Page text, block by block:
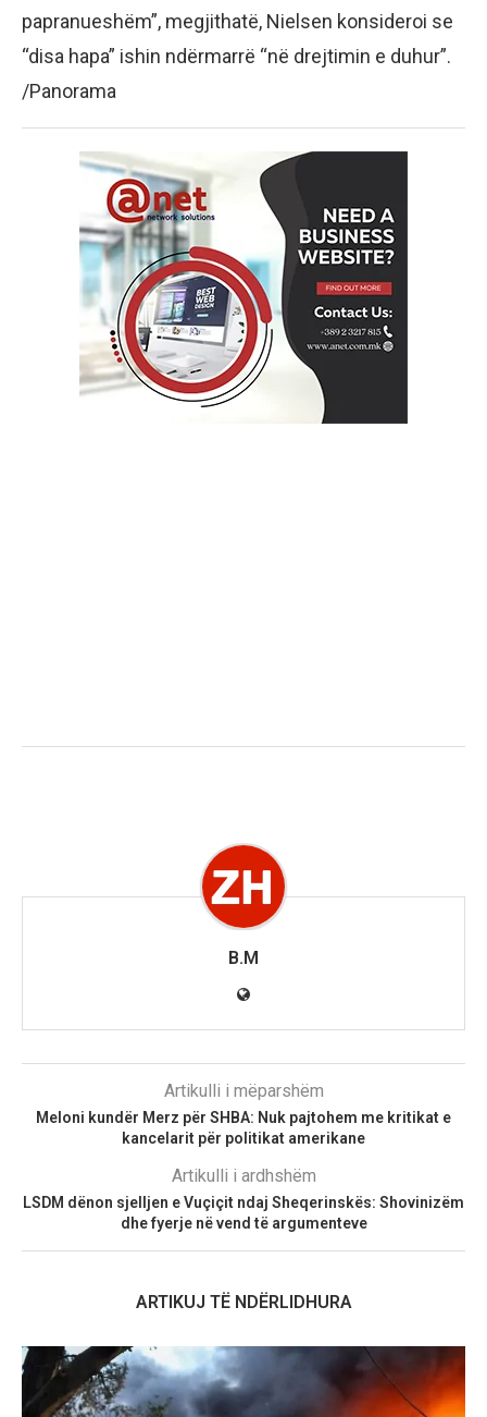
papranueshëm”, megjithatë, Nielsen konsideroi se
“disa hapa” ishin ndërmarrë “në drejtimin e duhur”.
/Panorama
B.M
Artikulli i mëparshëm
Meloni kundër Merz për SHBA: Nuk pajtohem me kritikat e
kancelarit për politikat amerikane
Artikulli i ardhshëm
LSDM dënon sjelljen e Vuçiçit ndaj Sheqerinskës: Shovinizëm
dhe fyerje në vend të argumenteve
ARTIKUJ TË NDËRLIDHURA